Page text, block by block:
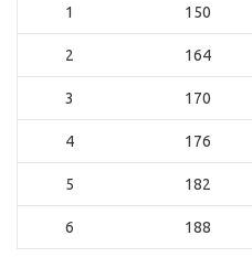
1 150
2 164
3 170
4 176
5 182
6 188